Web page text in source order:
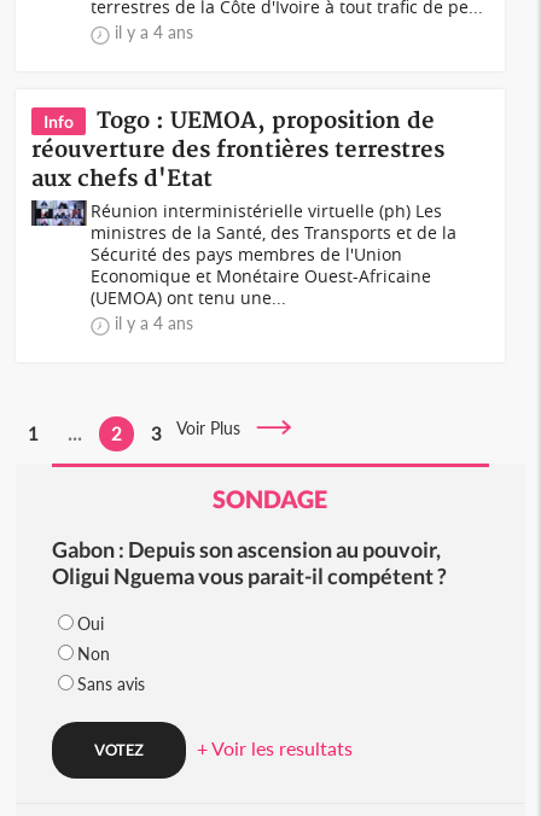
terrestres de la Côte d'Ivoire à tout trafic de pe...
il y a 4 ans
Info
Togo : UEMOA, proposition de
réouverture des frontières terrestres
aux chefs d'Etat
Réunion interministérielle virtuelle (ph) Les
ministres de la Santé, des Transports et de la
Sécurité des pays membres de l'Union
Economique et Monétaire Ouest-Africaine
(UEMOA) ont tenu une...
il y a 4 ans
1 ... 2 3 Voir Plus
SONDAGE
Gabon : Depuis son ascension au pouvoir,
Oligui Nguema vous parait-il compétent ?
Oui
Non
Sans avis
+ Voir les resultats